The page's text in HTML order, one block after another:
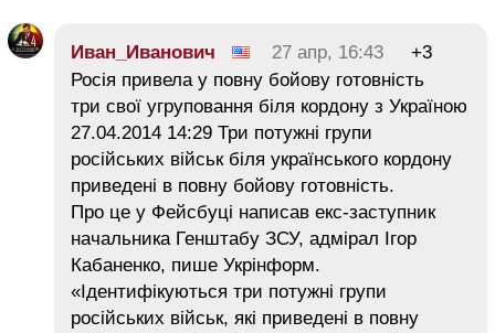
Иван_Иванович 27 апр, 16:43
+3
Росія привела у повну бойову готовність
три свої угруповання біля кордону з Україною
27.04.2014 14:29 Три потужні групи
російських військ біля українського кордону
приведені в повну бойову готовність.
Про це у Фейсбуці написав екс-заступник
начальника Генштабу ЗСУ, адмірал Ігор
Кабаненко, пише Укрінформ.
«Ідентифікуються три потужні групи
російських військ, які приведені в повну